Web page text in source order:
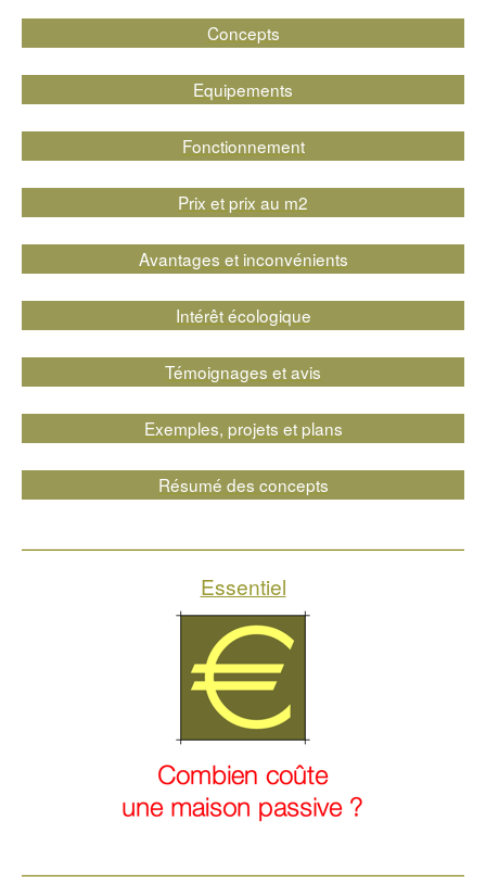
Concepts
Equipements
Fonctionnement
Prix et prix au m2
Avantages et inconvénients
Intérêt écologique
Témoignages et avis
Exemples, projets et plans
Résumé des concepts
Essentiel